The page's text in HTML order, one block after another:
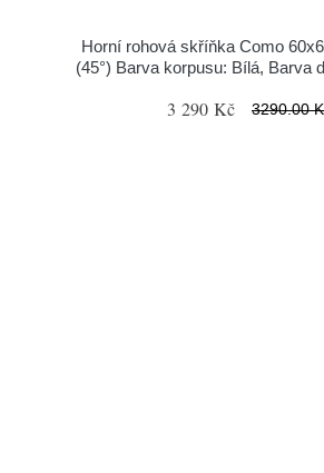
Horní rohová skříňka Como
(45°) Barva korpusu: Bílá, Barva
3 290 Kč 3290.00